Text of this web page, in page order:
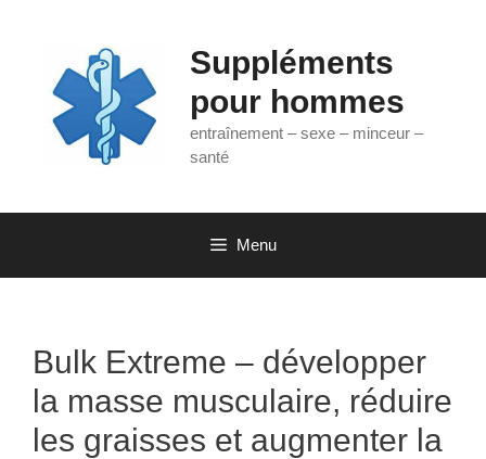
Suppléments
pour hommes
entraînement – sexe – minceur –
santé
Menu
Bulk Extreme – développer
la masse musculaire, réduire
les graisses et augmenter la